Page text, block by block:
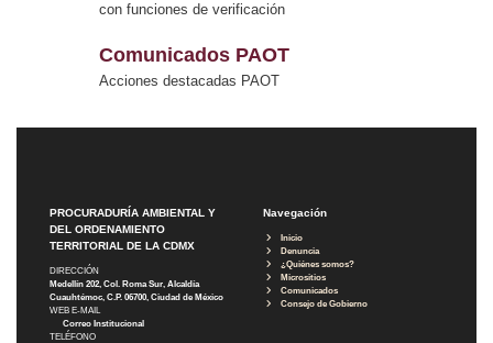
con funciones de verificación
Comunicados PAOT
Acciones destacadas PAOT
PROCURADURÍA AMBIENTAL Y
DEL ORDENAMIENTO
TERRITORIAL DE LA CDMX
DIRECCIÓN
Medellín 202, Col. Roma Sur, Alcaldía
Cuauhtémoc, C.P. 06700, Ciudad de México
WEB E-MAIL
Correo Institucional
TELÉFONO
Navegación
Inicio
Denuncia
¿Quiénes somos?
Micrositios
Comunicados
Consejo de Gobierno